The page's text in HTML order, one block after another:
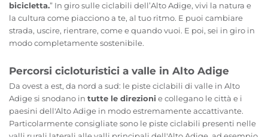
bicicletta.” In giro sulle ciclabili dell’Alto Adige, vivi la natura e
la cultura come piacciono a te, al tuo ritmo. E puoi cambiare
strada, uscire, rientrare, come e quando vuoi. E poi, sei in giro in
modo completamente sostenibile.
Percorsi cicloturistici a valle in Alto Adige
Da ovest a est, da nord a sud: le piste ciclabili di valle in Alto
Adige si snodano in tutte le direzioni e collegano le città e i
paesini dell'Alto Adige in modo estremamente accattivante.
Particolarmente consigliate sono le piste ciclabili presenti nelle